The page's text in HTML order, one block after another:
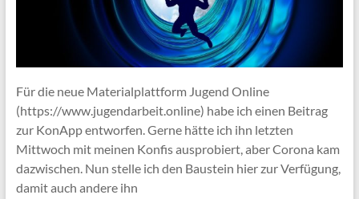
Für die neue Materialplattform Jugend Online
(https://www.jugendarbeit.online) habe ich einen Beitrag
zur KonApp entworfen. Gerne hätte ich ihn letzten
Mittwoch mit meinen Konfis ausprobiert, aber Corona kam
dazwischen. Nun stelle ich den Baustein hier zur Verfügung,
damit auch andere ihn